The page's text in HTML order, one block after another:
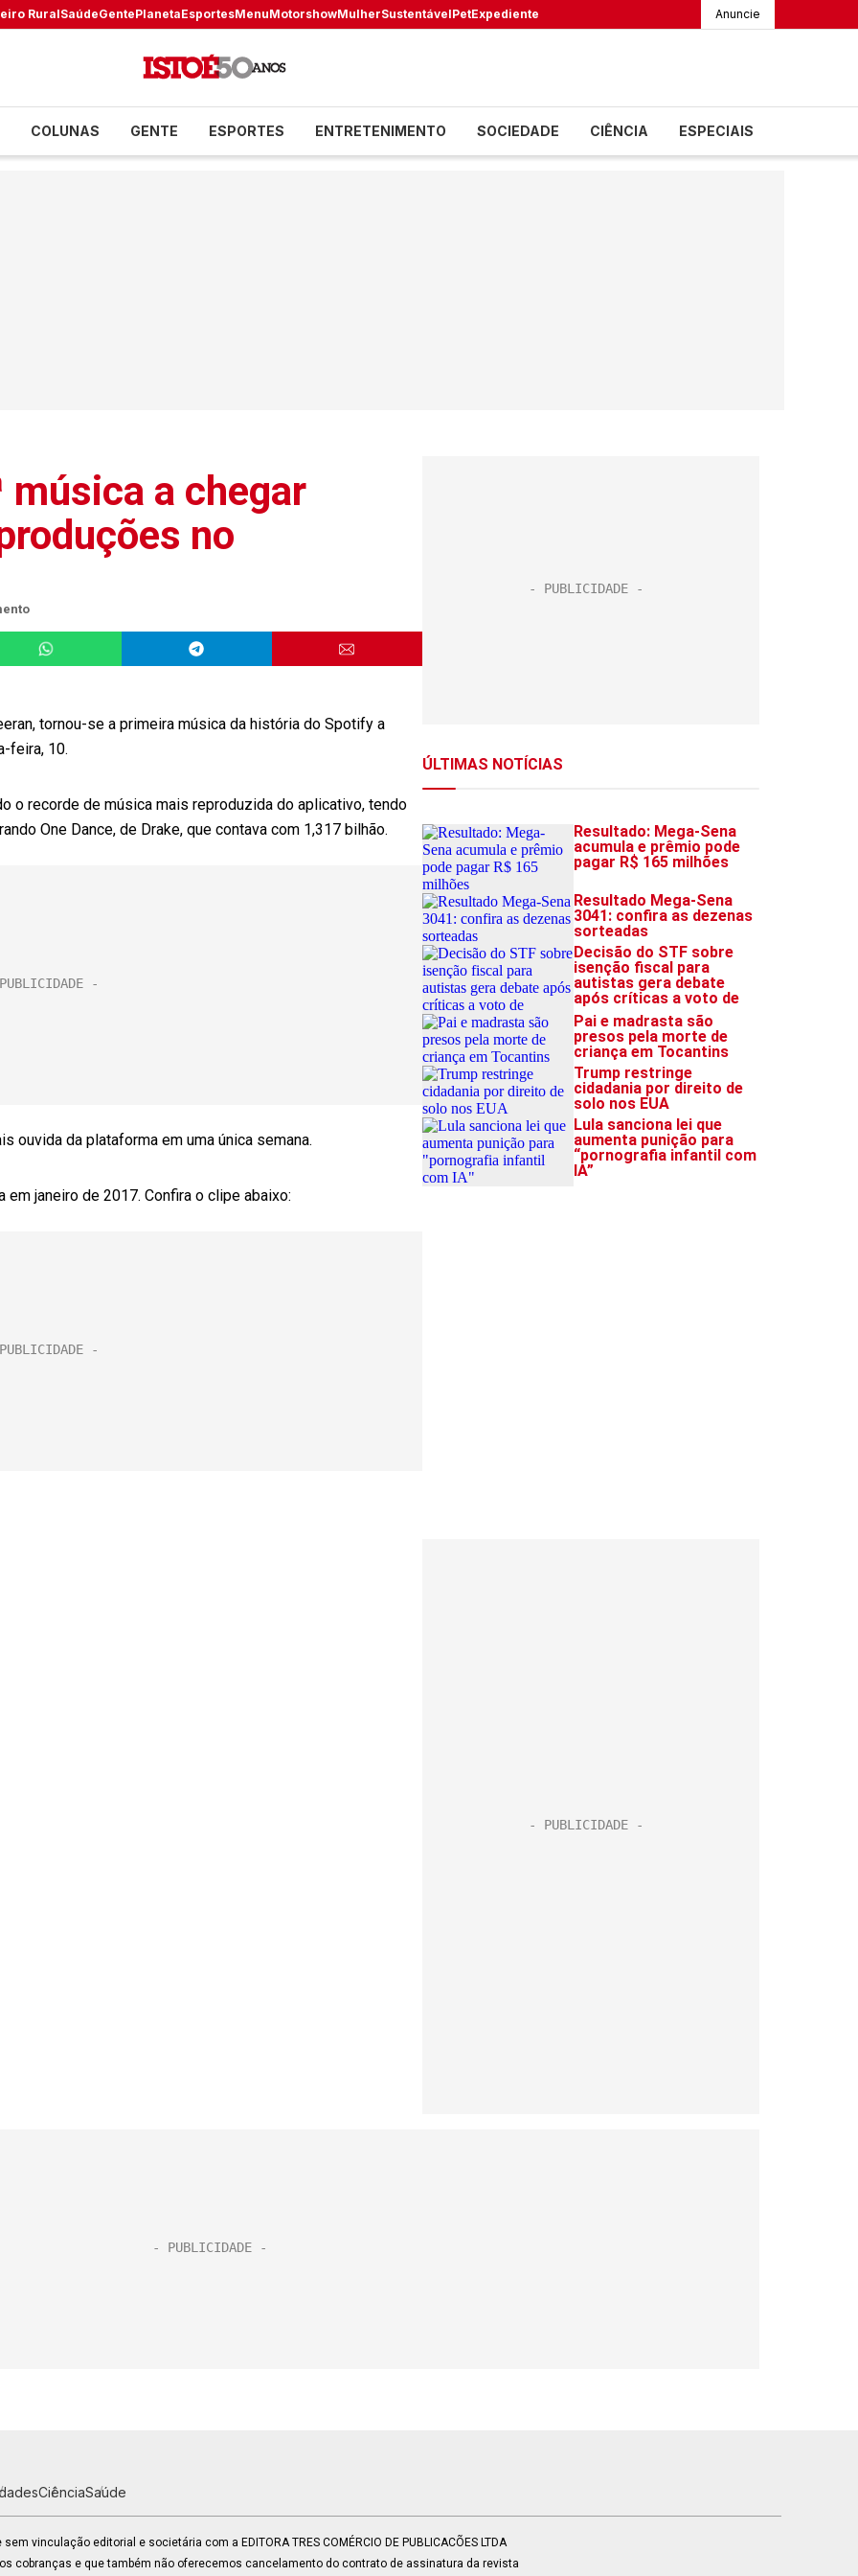
RuralSaúdeGentePlanetaEsportesMenuMotorshowMulherSustentávelPetExpediente Anuncie
COLUNAS GENTE ESPORTES ENTRETENIMENTO SOCIEDADE CIÊNCIA ESPECIAIS
música a chegar
no
tornou-se a primeira música da história do Spotify a
feira, 10.
o recorde de música mais reproduzida do aplicativo, tendo
One Dance, de Drake, que contava com 1,317 bilhão.
ouvida da plataforma em uma única semana.
em janeiro de 2017. Confira o clipe abaixo:
CiênciaSaúde
vinculação editorial e societária com a EDITORA TRES COMÉRCIO DE PUBLICACÕES LTDA
cobranças e que também não oferecemos cancelamento do contrato de assinatura da revista